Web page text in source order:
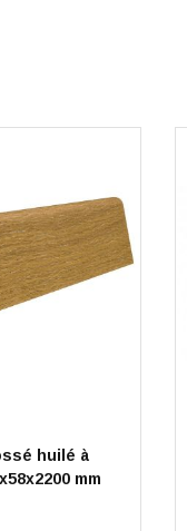
huilé à
mm